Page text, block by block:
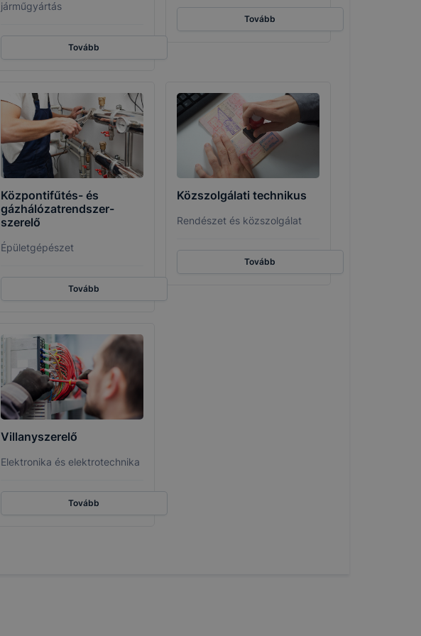
járműgyártás
Tovább
Tovább
Központifűtés- és
gázhálózatrendszer-
szerelő
Épületgépészet
Tovább
Közszolgálati technikus
Rendészet és közszolgálat
Tovább
Villanyszerelő
Elektronika és elektrotechnika
Tovább